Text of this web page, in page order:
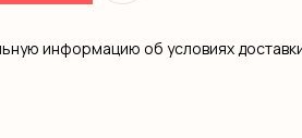
информацию об условиях